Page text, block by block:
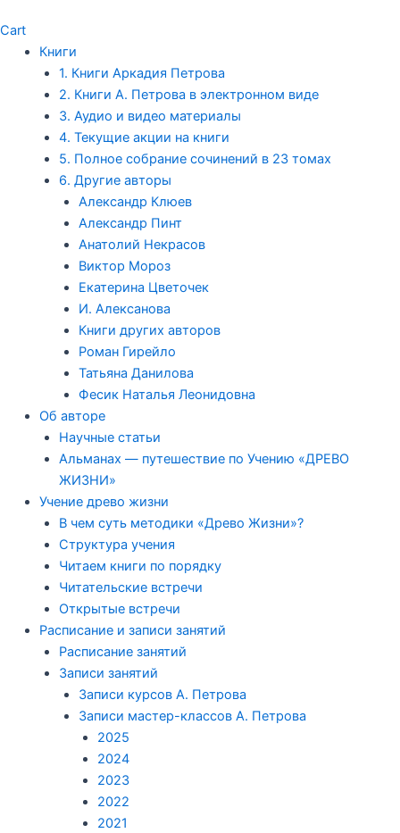
Cart
Книги
1. Книги Аркадия Петрова
2. Книги А. Петрова в электронном виде
3. Аудио и видео материалы
4. Текущие акции на книги
5. Полное собрание сочинений в 23 томах
6. Другие авторы
Александр Клюев
Александр Пинт
Анатолий Некрасов
Виктор Мороз
Екатерина Цветочек
И. Алексанова
Книги других авторов
Роман Гирейло
Татьяна Данилова
Фесик Наталья Леонидовна
Об авторе
Научные статьи
Альманах — путешествие по Учению «ДРЕВО
ЖИЗНИ»
Учение древо жизни
В чем суть методики «Древо Жизни»?
Структура учения
Читаем книги по порядку
Читательские встречи
Открытые встречи
Расписание и записи занятий
Расписание занятий
Записи занятий
Записи курсов А. Петрова
Записи мастер-классов А. Петрова
2025
2024
2023
2022
2021